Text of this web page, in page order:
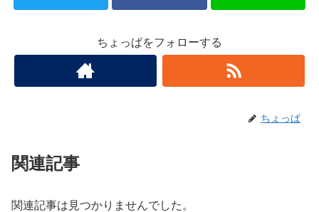
ちょっぱをフォローする
ちょっぱ
関連記事
関連記事は見つかりませんでした。